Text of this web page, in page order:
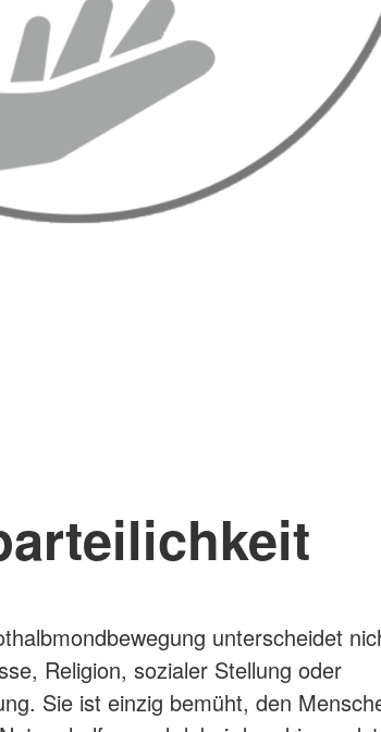
unterscheidet
Religion, sozialer Stellung oder
Sie ist einzig bemüht, den